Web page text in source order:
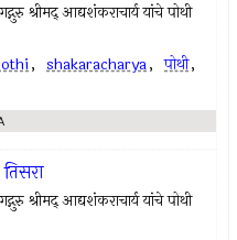
श्रीमद् आद्यशंकराचार्य यांचे पोथी
, shakaracharya, पोथी,
श्रीमद् आद्यशंकराचार्य यांचे पोथी